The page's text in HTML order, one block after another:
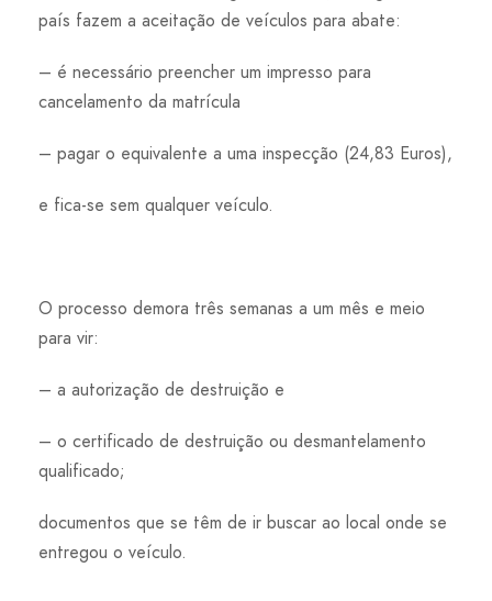
país fazem a aceitação de veículos para abate:
– é necessário preencher um impresso para
cancelamento da matrícula
– pagar o equivalente a uma inspecção (24,83 Euros),
e fica-se sem qualquer veículo.
O processo demora três semanas a um mês e meio
para vir:
– a autorização de destruição e
– o certificado de destruição ou desmantelamento
qualificado;
documentos que se têm de ir buscar ao local onde se
entregou o veículo.